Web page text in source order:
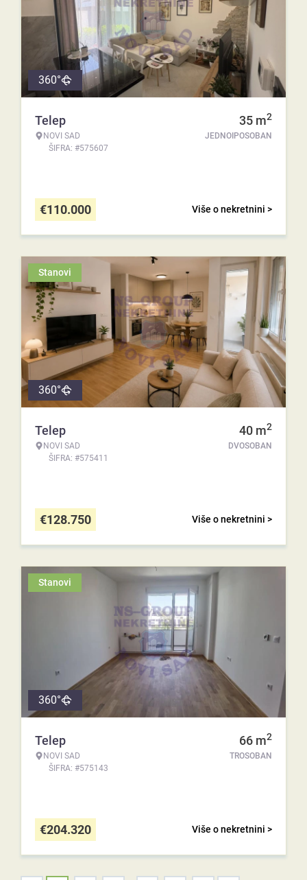
360°
Telep
NOVI SAD
ŠIFRA: #575607
35 m2
JEDNOIPOSOBAN
Više o nekretnini >
€110.000
Stanovi
360°
Telep
NOVI SAD
ŠIFRA: #575411
40 m2
DVOSOBAN
Više o nekretnini >
€128.750
Stanovi
360°
Telep
NOVI SAD
ŠIFRA: #575143
66 m2
TROSOBAN
Više o nekretnini >
€204.320